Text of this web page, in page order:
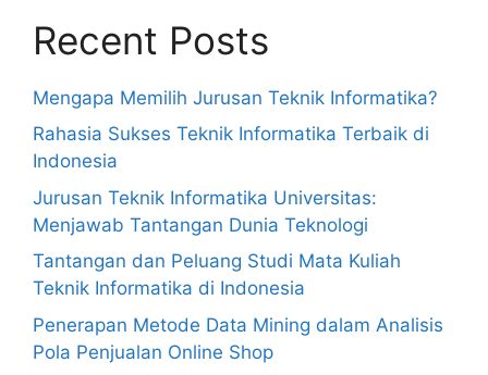
Recent Posts
Mengapa Memilih Jurusan Teknik Informatika?
Rahasia Sukses Teknik Informatika Terbaik di
Indonesia
Jurusan Teknik Informatika Universitas:
Menjawab Tantangan Dunia Teknologi
Tantangan dan Peluang Studi Mata Kuliah
Teknik Informatika di Indonesia
Penerapan Metode Data Mining dalam Analisis
Pola Penjualan Online Shop